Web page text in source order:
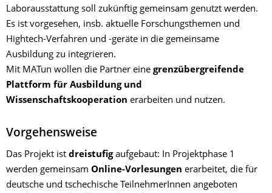
Laborausstattung soll zukünftig gemeinsam genutzt werden.
Es ist vorgesehen, insb. aktuelle Forschungsthemen und
Hightech-Verfahren und -geräte in die gemeinsame
Ausbildung zu integrieren.
Mit MATun wollen die Partner eine grenzübergreifende
Plattform für Ausbildung und
Wissenschaftskooperation erarbeiten und nutzen.
Vorgehensweise
Das Projekt ist dreistufigaufgebaut: In Projektphase 1
werden gemeinsam Online-Vorlesungen erarbeitet, die für
deutsche und tschechische TeilnehmerInnen angeboten